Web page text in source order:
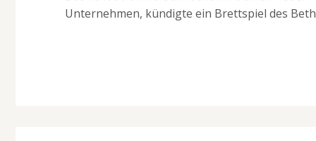
Unternehmen, kündigte ein Brettspiel des